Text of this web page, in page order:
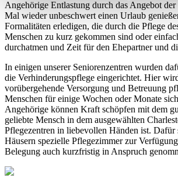
Angehörige Entlastung durch das Angebot
Mal wieder unbeschwert einen Urlaub
Formalitäten erledigen, die durch die Pflege
Menschen zu kurz gekommen sind oder
durchatmen und Zeit für den Ehepartner und
In einigen unserer Seniorenzentren wurden
die Verhinderungspflege eingerichtet. Hier
vorübergehende Versorgung und Betreuung
Menschen für einige Wochen oder Monate
Angehörige können Kraft schöpfen mit dem
geliebte Mensch in dem ausgewählten
Pflegezentren in liebevollen Händen ist. Dafür
Häusern spezielle Pflegezimmer zur
Belegung auch kurzfristig in Anspruch